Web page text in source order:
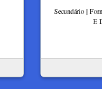
Secundário |
E